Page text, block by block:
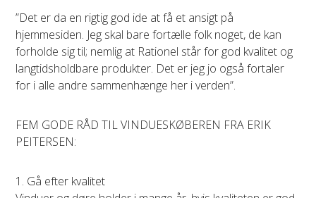
”Det er da en rigtig god ide at få et ansigt på
hjemmesiden. Jeg skal bare fortælle folk noget, de kan
forholde sig til; nemlig at Rationel står for god kvalitet og
langtidsholdbare produkter. Det er jeg jo også fortaler
for i alle andre sammenhænge her i verden”.
FEM GODE RÅD TIL VINDUESKØBEREN FRA ERIK
PEITERSEN:
1. Gå efter kvalitet